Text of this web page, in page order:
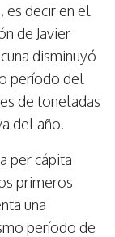
es decir en el
de Javier
disminuyó
período del
de toneladas
del año.
per cápita
primeros
una
período de